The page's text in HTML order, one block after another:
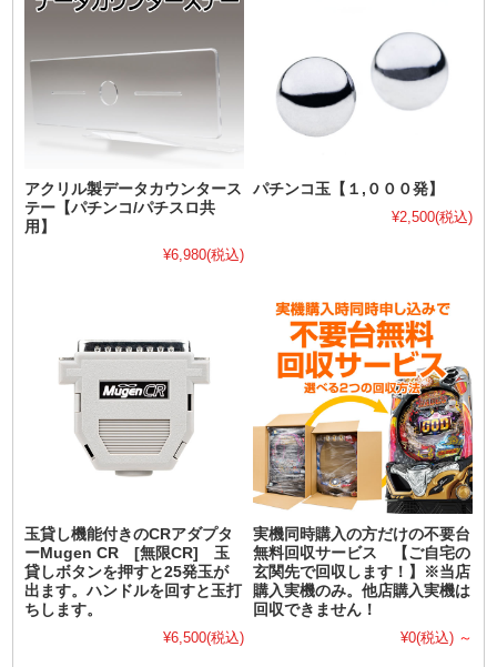
アクリル製データカウンタース
テー【パチンコ/パチスロ共
用】
¥6,980(税込)
パチンコ玉【１,０００発】
¥2,500(税込)
玉貸し機能付きのCRアダプタ
ーMugen CR [無限CR] 玉
貸しボタンを押すと25発玉が
出ます。ハンドルを回すと玉打
ちします。
¥6,500(税込)
実機同時購入の方だけの不要台
無料回収サービス 【ご自宅の
玄関先で回収します！】※当店
購入実機のみ。他店購入実機は
回収できません！
¥0(税込) ～